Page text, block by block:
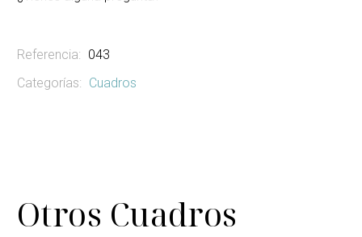
Referencia: 043
Categorías: Cuadros
Otros Cuadros